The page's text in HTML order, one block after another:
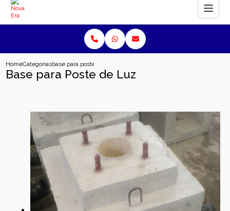
HomeCategoriasbase para poste de luz
Base para Poste de Luz